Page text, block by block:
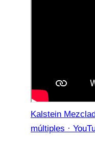
Kalstein
múltiples ·